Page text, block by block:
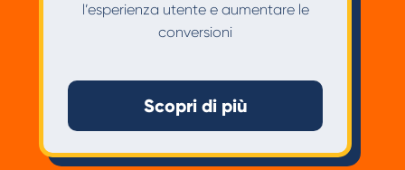
l’esperienza utente e aumentare le
conversioni
Scopri di più